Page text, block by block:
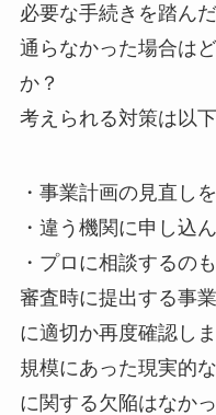
必要な手続きを踏ん
通らなかった場合は
か？
考えられる対策は以下
・事業計画の見直し
・違う機関に申し込
・プロに相談するの
審査時に提出する事
に適切か再度確認しま
規模にあった現実的
に関する欠陥はなか